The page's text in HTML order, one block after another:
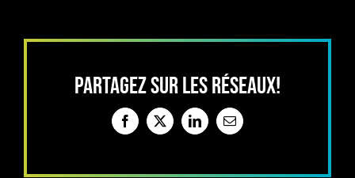
PARTAGEZ SUR LES RÉSEAUX!
Facebook
X LinkedInEmail